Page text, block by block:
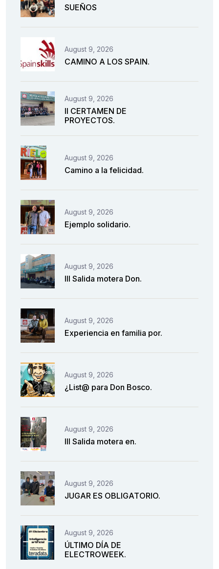
SUEÑOS
August 9, 2026
CAMINO A LOS SPAIN.
August 9, 2026
II CERTAMEN DE
PROYECTOS.
August 9, 2026
Camino a la felicidad.
August 9, 2026
Ejemplo solidario.
August 9, 2026
III Salida motera Don.
August 9, 2026
Experiencia en familia por.
August 9, 2026
¿List@ para Don Bosco.
August 9, 2026
III Salida motera en.
August 9, 2026
JUGAR ES OBLIGATORIO.
August 9, 2026
ÚLTIMO DÍA DE
ELECTROWEEK.